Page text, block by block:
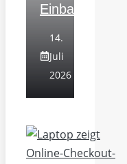
Einbau?
14.
Juli
2026